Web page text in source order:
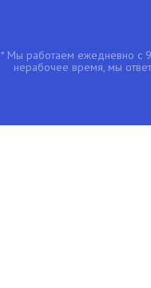
* Мы работаем ежедневно с
нерабочее время, мы